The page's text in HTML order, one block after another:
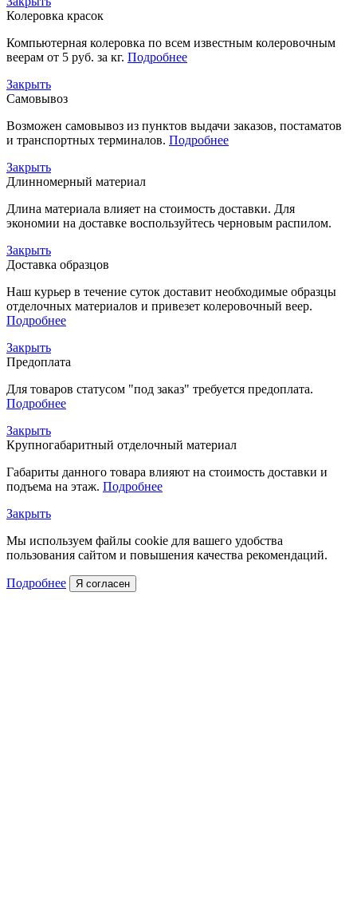
Колеровка красок
Компьютерная колеровка по всем известным колеровочным
веерам от 5 руб. за кг. Подробнее
Закрыть
Самовывоз
Возможен самовывоз из пунктов выдачи заказов, постаматов
и транспортных терминалов. Подробнее
Закрыть
Длинномерный материал
Длина материала влияет на стоимость доставки. Для
экономии на доставке воспользуйтесь черновым распилом.
Закрыть
Доставка образцов
Наш курьер в течение суток доставит необходимые образцы
отделочных материалов и привезет колеровочный веер.
Подробнее
Закрыть
Предоплата
Для товаров статусом "под заказ" требуется предоплата.
Подробнее
Закрыть
Крупногабаритный отделочный материал
Габариты данного товара влияют на стоимость доставки и
подъема на этаж. Подробнее
Закрыть
Мы используем файлы cookie для вашего удобства
пользования сайтом и повышения качества рекомендаций.
Подробнее Я согласен